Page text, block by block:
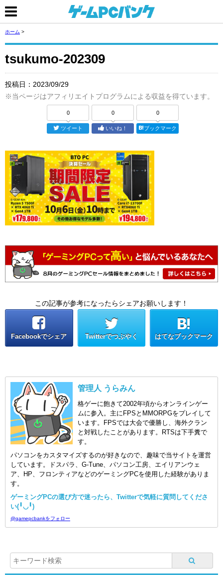
ホーム >
tsukumo-202309
投稿日： 2023/09/29
※当ページはアフィリエイトプログラムによる収益を得ています。
0
ツイート
0
いいね！
0
ブックマーク
この記事が参考になったらシェアお願いします！
Facebookでシェア Twitterでつぶやく はてなブックマーク
管理人 うらみん
格ゲーに飽きて2002年頃からオンラインゲー
ムに参入。主にFPSとMMORPGをプレイして
います。FPSでは大会で優勝し、海外クラン
と対戦したことがあります。RTSは下手糞で
す。
パソコンをカスタマイズするのが好きなので、趣味で当サイトを運営
しています。ドスパラ、G-Tune、パソコン工房、エイリアンウェ
ア、HP、フロンティアなどのゲーミングPCを使用した経験がありま
す。
ゲーミングPCの選び方で迷ったら、Twitterで気軽に質問してくださ
い(╹◡╹)
@gamepcbankをフォロー